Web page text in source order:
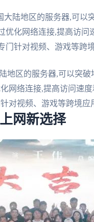
陆地区的服务器,可以
优化网络连接,提高访问
门针对视频、游戏等跨
地区的服务器,可以突破
网络连接,提高访问速度
对视频、游戏等跨境应
网新选择